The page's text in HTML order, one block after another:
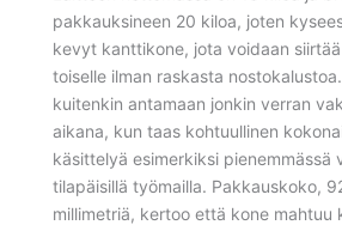
pakkauksineen 20 kiloa, joten
kevyt kanttikone, jota voidaan
toiselle ilman raskasta
kuitenkin antamaan jonkin verran
aikana, kun taas kohtuullinen
käsittelyä esimerkiksi pienemmässä
tilapäisillä työmailla. Pakkauskoko,
millimetriä, kertoo että kone mahtuu